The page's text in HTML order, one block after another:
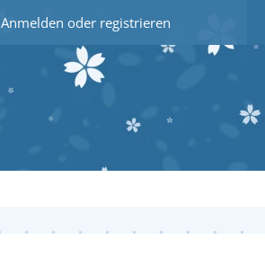
Anmelden oder registrieren